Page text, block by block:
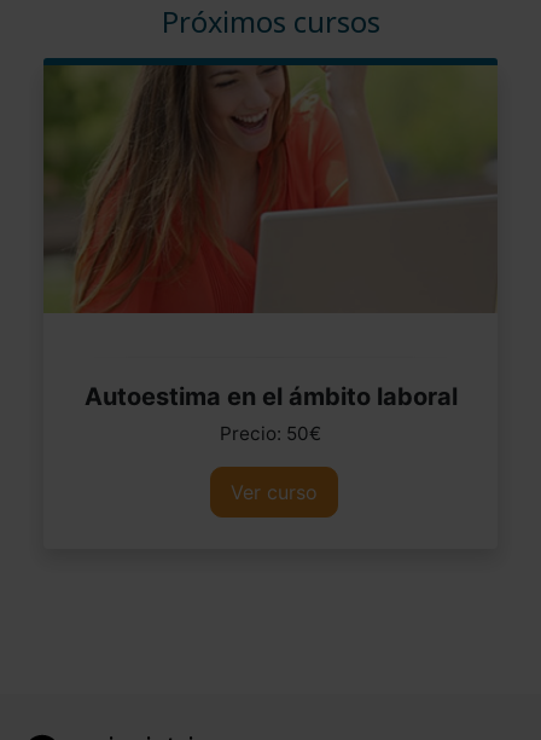
Próximos cursos
Autoestima en el ámbito laboral
Precio: 50€
Ver curso